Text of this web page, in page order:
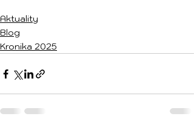
Aktuality
Blog
Kronika 2025